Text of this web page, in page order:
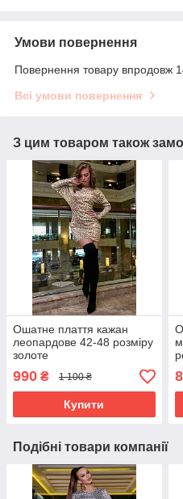
Умови повернення
Повернення товару впродовж
Всі умови повернення
З цим товаром також
Ошатне плаття кажан
леопардове 42-48 розміру
золоте
990 ₴ 1 100 ₴
Купити
Подібні товари компанії